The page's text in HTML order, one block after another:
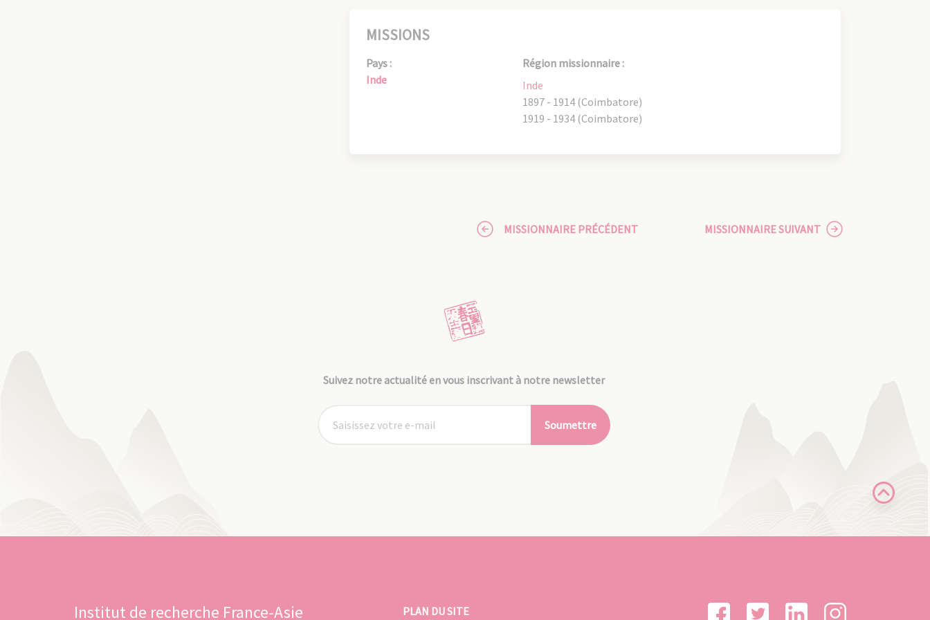
MISSIONS
Pays :
Inde
Région missionnaire :
Inde
1897 - 1914 (Coimbatore)
1919 - 1934 (Coimbatore)
MISSIONNAIRE PRÉCÉDENT MISSIONNAIRE SUIVANT
Suivez notre actualité en vous inscrivant à notre newsletter
Soumettre
Institut de recherche France-Asie PLAN DU SITE